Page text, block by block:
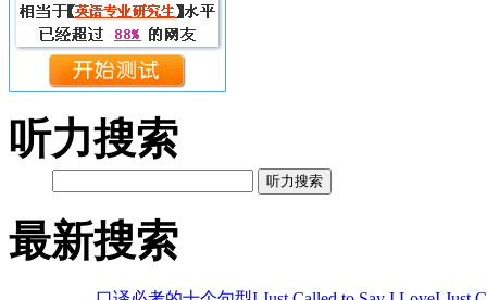
听力搜索
听力搜索
最新搜索